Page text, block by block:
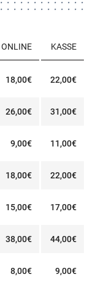
ONLINE KASSE
18,00€ 22,00€
26,00€ 31,00€
9,00€ 11,00€
18,00€ 22,00€
15,00€ 17,00€
38,00€ 44,00€
8,00€ 9,00€